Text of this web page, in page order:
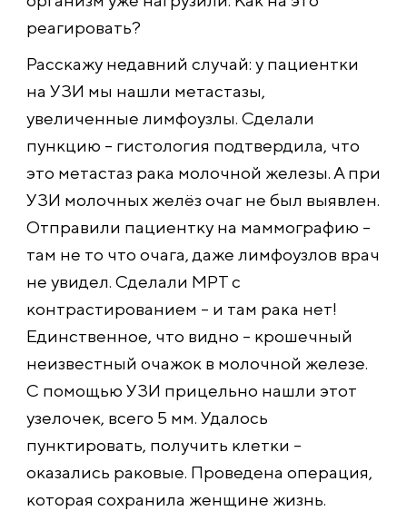
реагировать?
Расскажу недавний случай: у пациентки
на УЗИ мы нашли метастазы,
увеличенные лимфоузлы. Сделали
пункцию – гистология подтвердила, что
это метастаз рака молочной железы. А при
УЗИ молочных желёз очаг не был выявлен.
Отправили пациентку на маммографию –
там не то что очага, даже лимфоузлов врач
не увидел. Сделали МРТ с
контрастированием – и там рака нет!
Единственное, что видно – крошечный
неизвестный очажок в молочной железе.
С помощью УЗИ прицельно нашли этот
узелочек, всего 5 мм. Удалось
пунктировать, получить клетки –
оказались раковые. Проведена операция,
которая сохранила женщине жизнь.